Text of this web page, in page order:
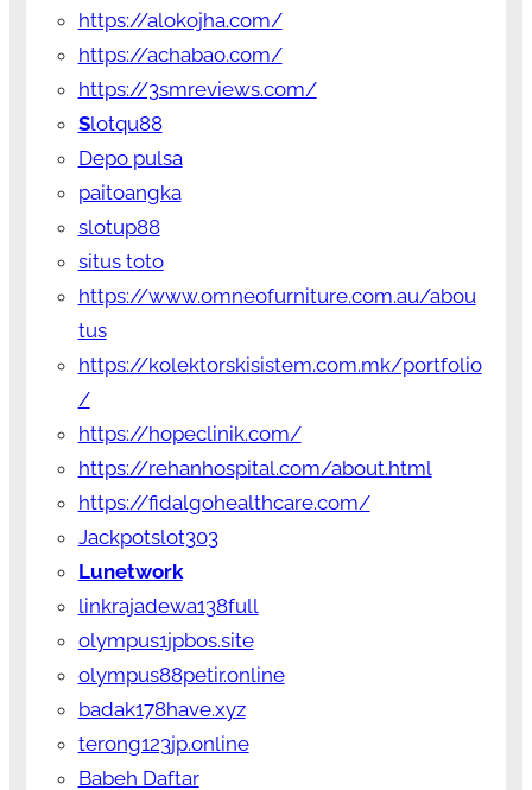
https://alokojha.com/
https://achabao.com/
https://3smreviews.com/
Slotqu88
Depo pulsa
paitoangka
slotup88
situs toto
https://www.omneofurniture.com.au/abou
tus
https://kolektorskisistem.com.mk/portfolio
/
https://hopeclinik.com/
https://rehanhospital.com/about.html
https://fidalgohealthcare.com/
Jackpotslot303
Lunetwork
linkrajadewa138full
olympus1jpbos.site
olympus88petir.online
badak178have.xyz
terong123jp.online
Babeh Daftar